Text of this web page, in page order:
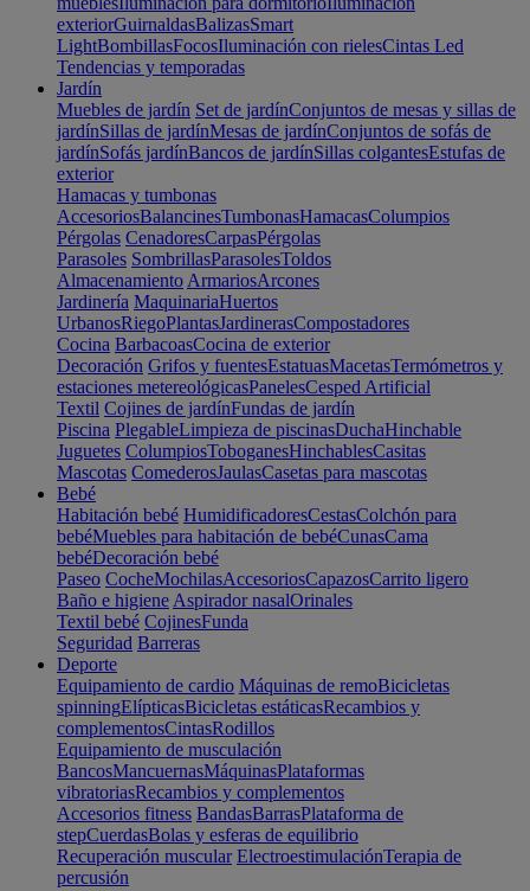
exteriorGuirnaldasBalizasSmart
LightBombillasFocosIluminación con rielesCintas Led
Tendencias y temporadas
Jardín
Muebles de jardín Set de jardínConjuntos de mesas y sillas de
jardínSillas de jardínMesas de jardínConjuntos de sofás de
jardínSofás jardínBancos de jardínSillas colgantesEstufas de
exterior
Hamacas y tumbonas
AccesoriosBalancinesTumbonasHamacasColumpios
Pérgolas CenadoresCarpasPérgolas
Parasoles SombrillasParasolesToldos
Almacenamiento ArmariosArcones
Jardinería MaquinariaHuertos
UrbanosRiegoPlantasJardinerasCompostadores
Cocina BarbacoasCocina de exterior
Decoración Grifos y fuentesEstatuasMacetasTermómetros y
estaciones metereológicasPanelesCesped Artificial
Textil Cojines de jardínFundas de jardín
Piscina PlegableLimpieza de piscinasDuchaHinchable
Juguetes ColumpiosToboganesHinchablesCasitas
Mascotas ComederosJaulasCasetas para mascotas
Bebé
Habitación bebé HumidificadoresCestasColchón para
bebéMuebles para habitación de bebéCunasCama
bebéDecoración bebé
Paseo CocheMochilasAccesoriosCapazosCarrito ligero
Baño e higiene Aspirador nasalOrinales
Textil bebé CojinesFunda
Seguridad Barreras
Deporte
Equipamiento de cardio Máquinas de remoBicicletas
spinningElípticasBicicletas estáticasRecambios y
complementosCintasRodillos
Equipamiento de musculación
BancosMancuernasMáquinasPlataformas
vibratoriasRecambios y complementos
Accesorios fitness BandasBarrasPlataforma de
stepCuerdasBolas y esferas de equilibrio
Recuperación muscular ElectroestimulaciónTerapia de
percusión